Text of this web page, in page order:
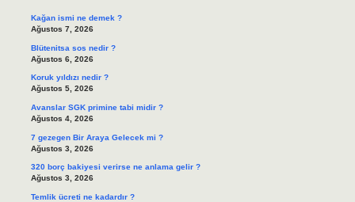
Kağan ismi ne demek ?
Ağustos 7, 2026
Blütenitsa sos nedir ?
Ağustos 6, 2026
Koruk yıldızı nedir ?
Ağustos 5, 2026
Avanslar SGK primine tabi midir ?
Ağustos 4, 2026
7 gezegen Bir Araya Gelecek mi ?
Ağustos 3, 2026
320 borç bakiyesi verirse ne anlama gelir ?
Ağustos 3, 2026
Temlik ücreti ne kadardır ?